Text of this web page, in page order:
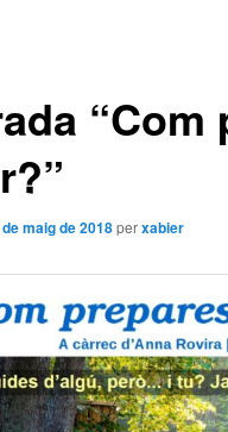
maig de 2018perxabier